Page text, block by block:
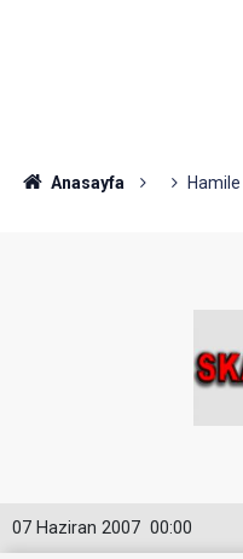
Anasayfa
00:00
07 Haziran 2007